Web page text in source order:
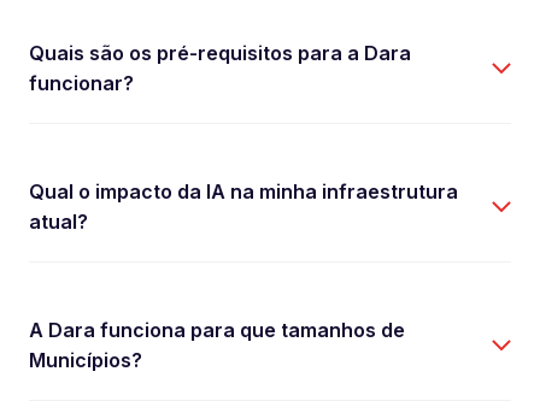
Quais são os pré-requisitos para a Dara
funcionar?
Qual o impacto da IA na minha infraestrutura
atual?
A Dara funciona para que tamanhos de
Municípios?